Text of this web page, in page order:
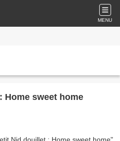
MENU
Home sweet home